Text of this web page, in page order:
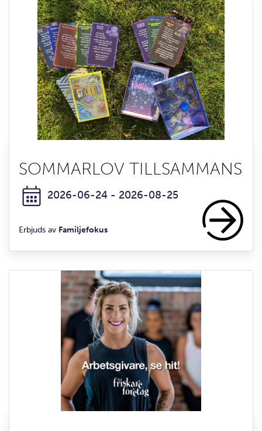
SOMMARLOV TILLSAMMANS
2026-06-24 - 2026-08-25
Erbjuds av Familjefokus